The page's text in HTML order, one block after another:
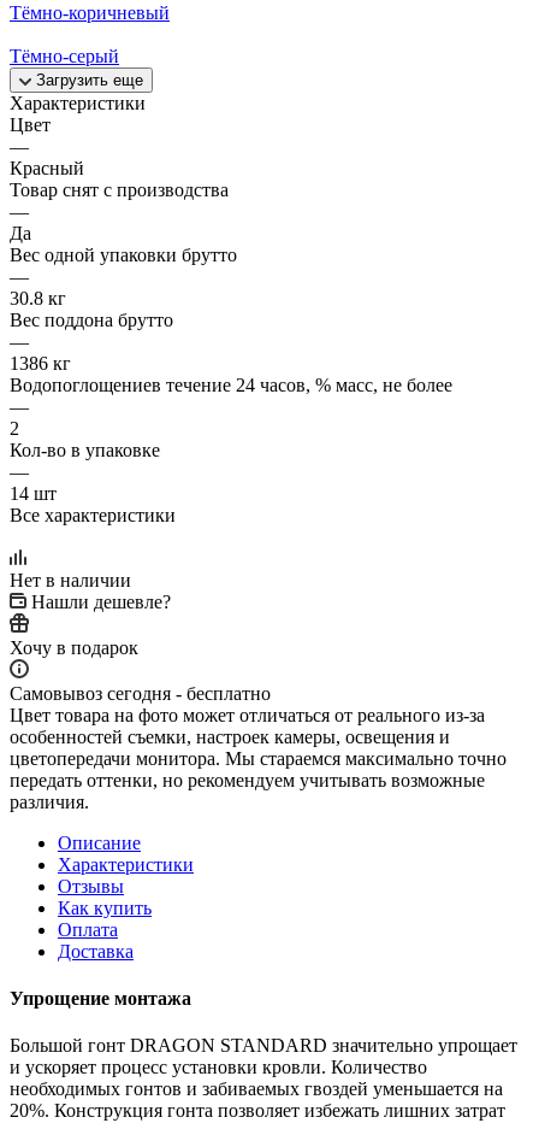
Тёмно-коричневый
Тёмно-серый
Загрузить еще
Характеристики
Цвет
—
Красный
Товар снят с производства
—
Да
Вес одной упаковки брутто
—
30.8 кг
Вес поддона брутто
—
1386 кг
Водопоглощениев течение 24 часов, % масс, не более
—
2
Кол-во в упаковке
—
14 шт
Все характеристики
Нет в наличии
Нашли дешевле?
Хочу в подарок
Самовывоз сегодня - бесплатно
Цвет товара на фото может отличаться от реального из-за
особенностей съемки, настроек камеры, освещения и
цветопередачи монитора. Мы стараемся максимально точно
передать оттенки, но рекомендуем учитывать возможные
различия.
Описание
Характеристики
Отзывы
Как купить
Оплата
Доставка
Упрощение монтажа
Большой гонт DRAGON STANDARD значительно упрощает
и ускоряет процесс установки кровли. Количество
необходимых гонтов и забиваемых гвоздей уменьшается на
20%. Конструкция гонта позволяет избежать лишних затрат